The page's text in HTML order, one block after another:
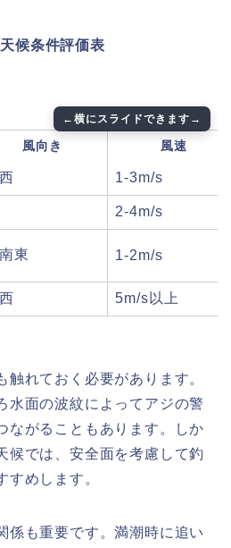
候条件評価表
風向き 風速
1-3m/s
2-4m/s
東 1-2m/s
5m/s以上
れておく必要があります。
水面の波紋によってアジの警
ながることもあります。しか
候では、安全面を考慮して釣
すめします。
係も重要です。満潮時に追い